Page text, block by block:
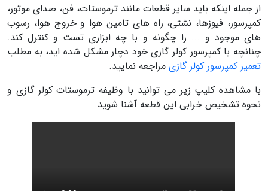
از جمله اینکه باید سایر قطعات مانند ترموستات، فن، صدای موتور،
کمپرسور، فیوزها، نشتی، راه های تامین هوا و خروج هوا، رسوب
های موجود و ... را چگونه و با چه ابزاری تست و کنترل کند.
چنانچه با کمپرسور کولر گازی خود دچار مشکل شده اید، به مطلب
تعمیر کمپرسور کولر گازی مراجعه نمایید.
با مشاهده کلیپ زیر می توانید با وظیفه ترموستات کولر گازی و
نحوه تشخیص خرابی این قطعه آشنا شوید.